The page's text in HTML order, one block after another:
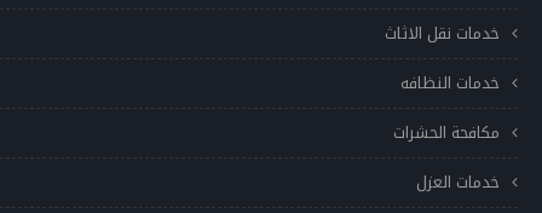
خدمات نقل الاثاث
خدمات النظافه
مكافحة الحشرات
خدمات العزل